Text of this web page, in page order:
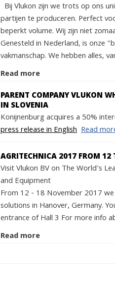
Bij Vlukon zijn we trots op ons
partijen te produceren. Perfect
beperkt volume. Wij zijn niet
Genesteld in Nederland, is onze
vakmanschap. We hebben alles,
Read more
PARENT COMPANY VLUKON
IN SLOVENIA
Konijnenburg acquires a 50%
press release in English Read
AGRITECHNICA 2017 FROM 12
Visit Vlukon BV on The World's
and Equipment
From 12 - 18 November 2017
solutions in Hanover, Germany.
entrance of Hall 3 For more info
Read more